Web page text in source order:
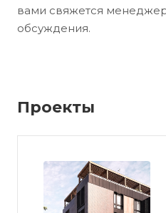
вами свяжется
обсуждения.
Проекты